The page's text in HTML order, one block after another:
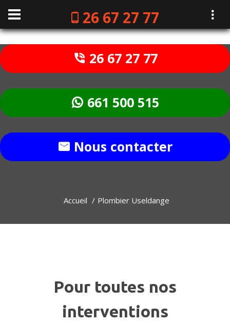
26 67 27 77
26 67 27 77
661 500 515
Nous contacter
Accueil Plombier Useldange
Pour toutes nos
interventions